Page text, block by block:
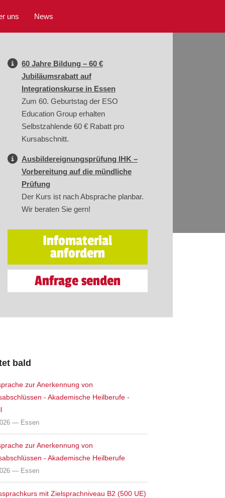
uns News
60 Jahre Bildung – 60 €
Jubiläumsrabatt auf
Integrationskurse in Essen
Zum 60. Geburtstag der ESO
Education Group erhalten
Selbstzahlende 60 € Rabatt pro
Kursabschnitt.
Ausbildereignungsprüfung IHK –
Vorbereitung auf die mündliche
Prüfung
Der Kurs ist nach Absprache planbar.
Wir beraten Sie gern!
Infomaterial
anfordern
Anfrage senden
bald
zur Anerkennung von
- Akademische Heilberufe -
— Essen
zur Anerkennung von
- Akademische Heilberufe
— Essen
mit Zielsprachniveau B2 (500 UE)